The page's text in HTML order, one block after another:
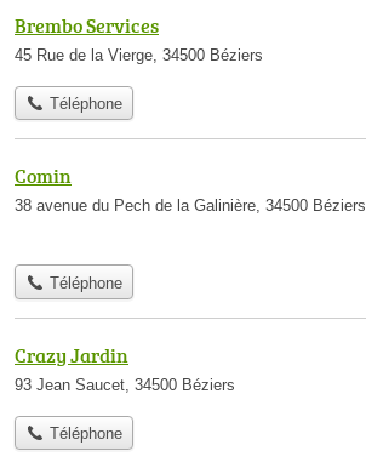
Brembo Services
45 Rue de la Vierge, 34500 Béziers
Téléphone
Comin
38 avenue du Pech de la Galinière, 34500 Béziers
Téléphone
Crazy Jardin
93 Jean Saucet, 34500 Béziers
Téléphone